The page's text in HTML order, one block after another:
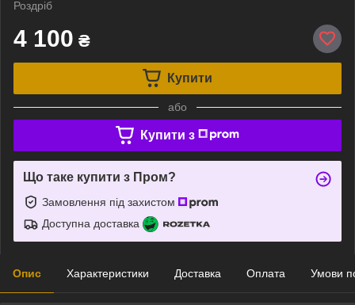
Роздріб
4 100 ₴
Купити
або
Купити з
Що таке купити з Пром?
Замовлення під захистом
Доступна доставка
Опис Характеристики Доставка Оплата Умови